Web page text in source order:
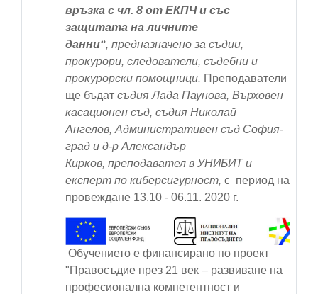
връзка с чл. 8 от ЕКПЧ и със
защитата на личните
данни“, предназначено за съдии,
прокурори, следователи, съдебни и
прокурорски помощници. Преподаватели
ще бъдат съдия Лада Паунова, Върховен
касационен съд, съдия Николай
Ангелов, Административен съд София-
град и д-р Александър
Кирков, преподавател в УНИБИТ и
експерт по киберсигурност, с период на
провеждане 13.10 - 06.11. 2020 г.
Обучението е финансирано по проект
"Правосъдие през 21 век – развиване на
професионална компетентност и